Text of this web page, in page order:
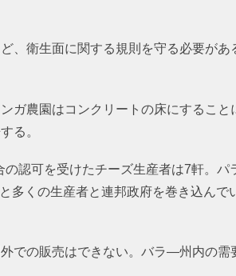
る。
くの生産者と連邦政府を巻き込んで